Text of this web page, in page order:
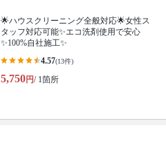
🌟ハウスクリーニング全般対応🌟女性ス
タッフ対応可能✨エコ洗剤使用で安心
✨100%自社施工✨
4.57(13件)
5,750円/ 1箇所